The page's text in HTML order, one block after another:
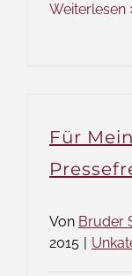
Weiterlesen
Für
Von Bruder
2015 |